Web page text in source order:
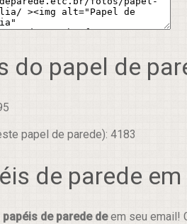
do papel de
papel de parede): 4183
de parede
papéis de parede deem seu email!